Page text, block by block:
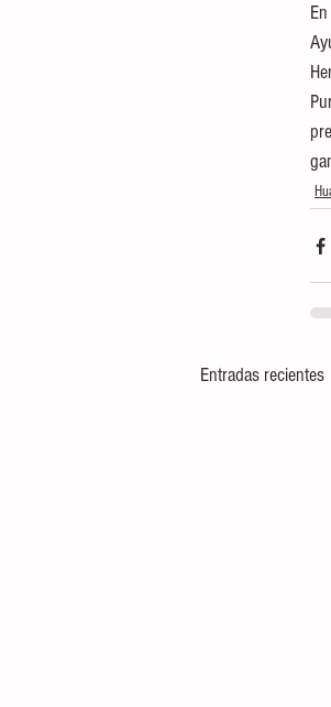
Entradas recientes